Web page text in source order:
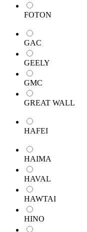
FOTON
GAC
GEELY
GMC
GREAT WALL
HAFEI
HAIMA
HAVAL
HAWTAI
HINO